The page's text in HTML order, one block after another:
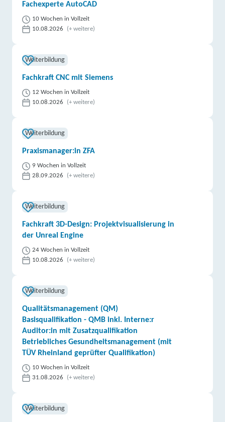
Fachexperte AutoCAD
10 Wochen in Vollzeit
10.08.2026
(+ weitere)
Weiterbildung
Fachkraft CNC mit Siemens
12 Wochen in Vollzeit
10.08.2026
(+ weitere)
Weiterbildung
Praxismanager:in ZFA
9 Wochen in Vollzeit
28.09.2026
(+ weitere)
Weiterbildung
Fachkraft 3D-Design: Projektvisualisierung in
der Unreal Engine
24 Wochen in Vollzeit
10.08.2026
(+ weitere)
Weiterbildung
Qualitätsmanagement (QM)
Basisqualifikation - QMB inkl. Interne:r
Auditor:in mit Zusatzqualifikation
Betriebliches Gesundheitsmanagement (mit
TÜV Rheinland geprüfter Qualifikation)
10 Wochen in Vollzeit
31.08.2026
(+ weitere)
Weiterbildung